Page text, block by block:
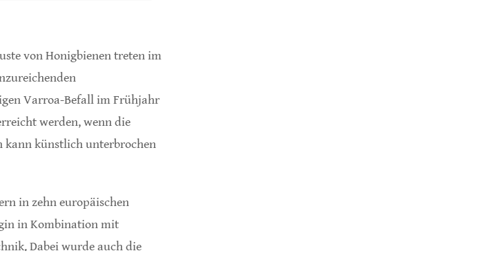
von Honigbienen treten im
Varroa-Befall im Frühjahr
werden, wenn die
kann künstlich unterbrochen
in zehn europäischen
in Kombination mit
Dabei wurde auch die